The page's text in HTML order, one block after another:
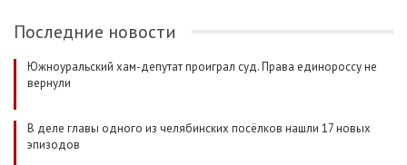
Последние новости
Южноуральский хам-депутат проиграл суд. Права единороссу не
вернули
В деле главы одного из челябинских посёлков нашли 17 новых
эпизодов